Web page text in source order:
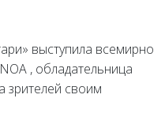
выступила всемирно
, обладательница
зрителей своим